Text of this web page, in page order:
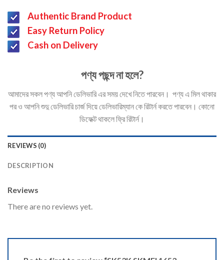
Authentic Brand Product
Easy Return Policy
Cash on Delivery
পণ্য পছন্দ না হলে?
আমাদের সকল পণ্য আপনি ডেলিভারি এর সময় দেখে নিতে পারবেন। পণ্য এ মিল থাকার
পর ও আপনি শুদু ডেলিভারি চার্জ দিয়ে ডেলিভারিম্যান কে রিটার্ন করতে পারবেন। কোনো
ডিফেক্ট থাকলে ফ্রি রিটার্ন।
REVIEWS (0)
DESCRIPTION
Reviews
There are no reviews yet.